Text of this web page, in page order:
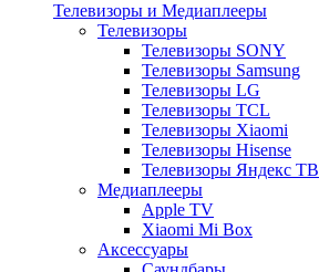
Телевизоры и Медиаплееры
Телевизоры
Телевизоры SONY
Телевизоры Samsung
Телевизоры LG
Телевизоры TCL
Телевизоры Xiaomi
Телевизоры Hisense
Телевизоры Яндекс ТВ
Медиаплееры
Apple TV
Xiaomi Mi Box
Аксессуары